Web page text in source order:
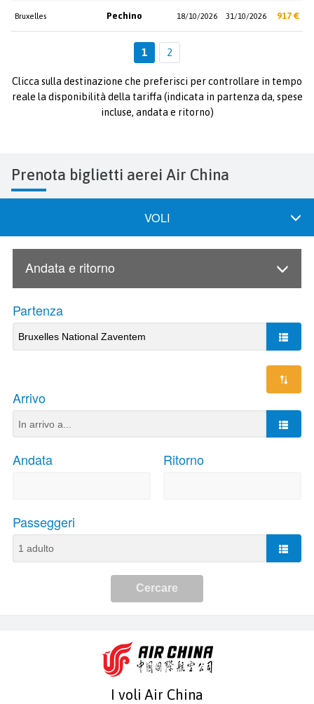
Bruxelles Pechino 18/10/2026 31/10/2026 917 €
1 2
Clicca sulla destinazione che preferisci per controllare in tempo
reale la disponibilità della tariffa (indicata in partenza da, spese
incluse, andata e ritorno)
Prenota biglietti aerei Air China
I voli Air China